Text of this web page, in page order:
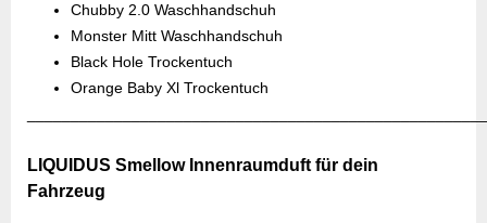
Chubby 2.0 Waschhandschuh
Monster Mitt Waschhandschuh
Black Hole Trockentuch
Orange Baby Xl Trockentuch
LIQUIDUS Smellow Innenraumduft für dein
Fahrzeug